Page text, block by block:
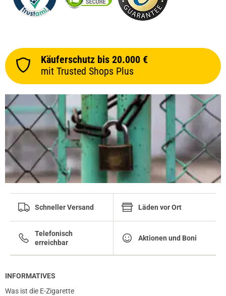
Käuferschutz bis 20.000 €
mit Trusted Shops Plus
Schneller Versand Läden vor Ort
Telefonisch
erreichbar
Aktionen und Boni
INFORMATIVES
Was ist die E-Zigarette